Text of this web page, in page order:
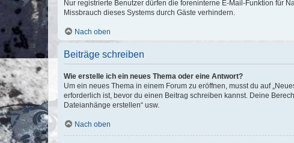
Nur registrierte Benutzer dürfen die foreninterne E-Mail-Funktion für
Missbrauch dieses Systems durch Gäste verhindern.
Nach oben
Beiträge schreiben
Wie erstelle ich ein neues Thema oder eine Antwort?
Um ein neues Thema in einem Forum zu eröffnen, musst du auf
erforderlich ist, bevor du einen Beitrag schreiben kannst. Deine
Dateianhänge erstellen“ usw.
Nach oben